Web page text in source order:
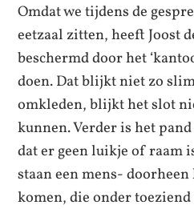
Omdat we tijdens de
eetzaal zitten, heeft Joost
beschermd door het
doen. Dat blijkt niet zo
omkleden, blijkt het slot
kunnen. Verder is het
dat er geen luikje of raam
staan een mens-
komen, die onder